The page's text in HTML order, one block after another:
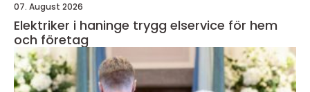
07. August 2026
Elektriker i haninge trygg elservice för hem
och företag